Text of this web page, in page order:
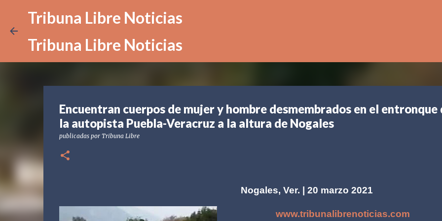
Tribuna Libre Noticias
Tribuna Libre Noticias
Encuentran cuerpos de mujer y hombre desmembrados en el entronque
la autopista Puebla-Veracruz a la altura de Nogales
publicadas por Tribuna Libre
Nogales, Ver. | 20 marzo 2021
www.tribunalibrenoticias.com